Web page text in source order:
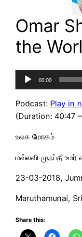
Omar
the
Audio
Player
00:00
Podcast: Play in
(Duration: 40:47
உலக மோகம்
மவ்லவி முஃப்தீ உமர்
23-03-2018,
Maruthamunai,
Share this: